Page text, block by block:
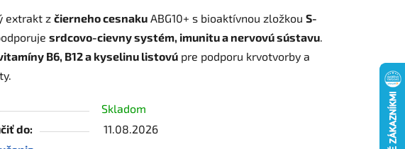
extrakt z čierneho cesnaku ABG10+ s bioaktívnou zložkou S-
srdcovo-cievny systém, imunitu a nervovú sústavu.
B6, B12 a kyselinu listovú pre podporu krvotvorby a
Skladom
do:
11.08.2026